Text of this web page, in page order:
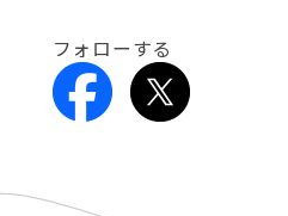
フォローする